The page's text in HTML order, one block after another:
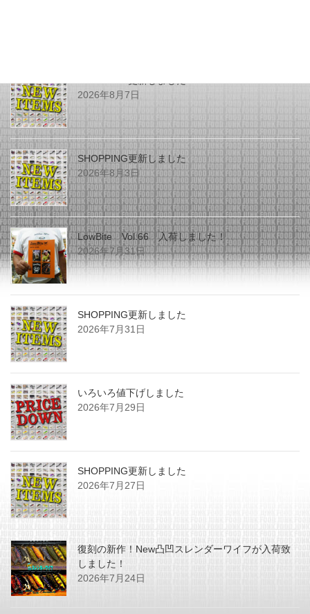
2026年8月7日
SHOPPING更新しました
2026年8月3日
LowBite Vol.66 入荷しました！
2026年7月31日
SHOPPING更新しました
2026年7月31日
いろいろ値下げしました
2026年7月29日
SHOPPING更新しました
2026年7月27日
復刻の新作！New凸凹スレンダーワイフが入荷致
しました！
2026年7月24日